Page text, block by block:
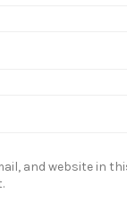
and website in